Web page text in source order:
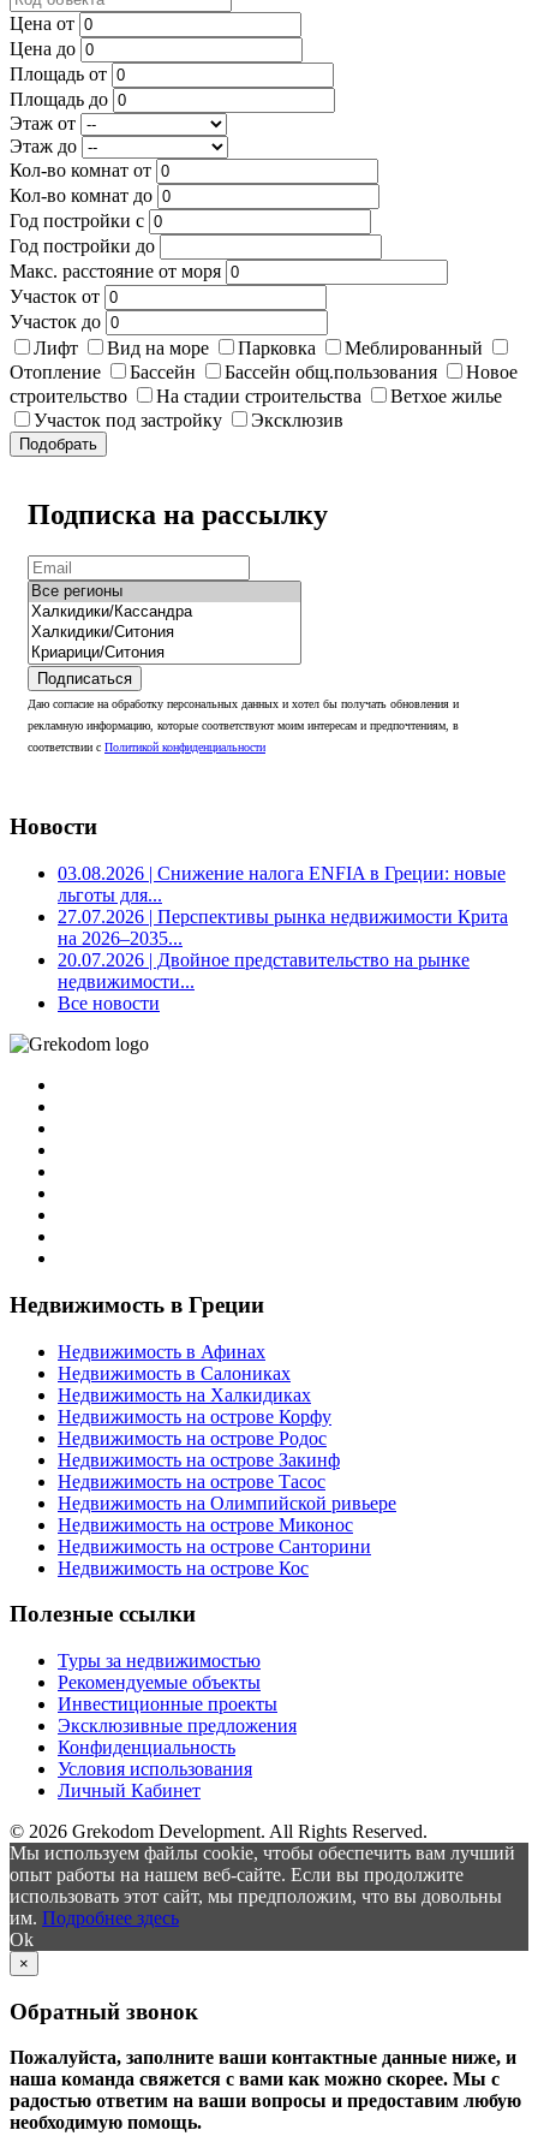
Цена от
Цена до
Площадь от
Площадь до
Этаж от
Этаж до
Кол-во комнат от
Кол-во комнат до
Год постройки с
Год постройки до
Макс. расстояние от моря
Участок от
Участок до
Лифт
Вид на море Парковка
Меблированный
Отопление
Бассейн Бассейн общ.пользования
Новое
строительство
На стадии строительства
Ветхое жилье
Участок под застройку
Эксклюзив
Подобрать
Подписка на рассылку
Подписаться
Даю согласие на обработку персональных данных и хотел бы получать обновления и
рекламную информацию, которые соответствуют моим интересам и предпочтениям, в
соответствии с Политикой конфиденциальности
Новости
03.08.2026 | Снижение налога ENFIA в Греции: новые
льготы для...
27.07.2026 | Перспективы рынка недвижимости Крита
на 2026–2035...
20.07.2026 | Двойное представительство на рынке
недвижимости...
Все новости
Недвижимость в Греции
Недвижимость в Афинах
Недвижимость в Салониках
Недвижимость на Халкидиках
Недвижимость на острове Корфу
Недвижимость на острове Родос
Недвижимость на острове Закинф
Недвижимость на острове Тасос
Недвижимость на Олимпийской ривьере
Недвижимость на острове Миконос
Недвижимость на острове Санторини
Недвижимость на острове Кос
Полезные ссылки
Туры за недвижимостью
Рекомендуемые объекты
Инвестиционные проекты
Эксклюзивные предложения
Конфиденциальность
Условия использования
Личный Кабинет
© 2026 Grekodom Development. All Rights Reserved.
Мы используем файлы cookie, чтобы обеспечить вам лучший
опыт работы на нашем веб-сайте. Если вы продолжите
использовать этот сайт, мы предположим, что вы довольны
им. Подробнее здесь
Ok
×
Обратный звонок
Пожалуйста, заполните ваши контактные данные ниже, и
наша команда свяжется с вами как можно скорее. Мы с
радостью ответим на ваши вопросы и предоставим любую
необходимую помощь.